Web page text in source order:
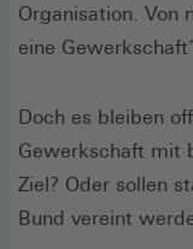
Organisation. Von
eine
Doch es bleiben
Gewerkschaft mit
Ziel? Oder sollen
Bund vereint